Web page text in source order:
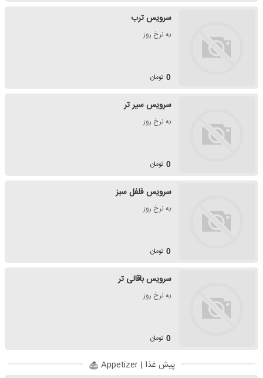
سرویس ترب
به نرخ روز
0 تومان
سرویس سیر تر
به نرخ روز
0 تومان
سرویس فلفل سبز
به نرخ روز
0 تومان
سرویس باقالی تر
به نرخ روز
0 تومان
پیش غذا | Appetizer